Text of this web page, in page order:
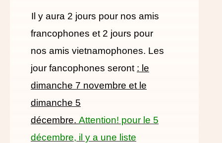
Il y aura 2 jours pour nos amis
francophones et 2 jours pour
nos amis vietnamophones. Les
jour fancophones seront : le
dimanche 7 novembre et le
dimanche 5
décembre. Attention! pour le 5
décembre, il y a une liste